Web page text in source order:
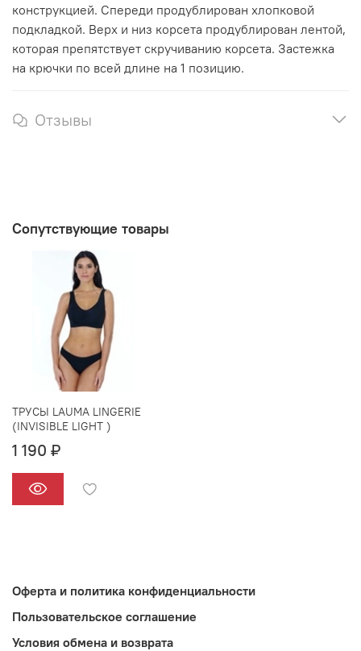
конструкцией. Спереди продублирован хлопковой
подкладкой. Верх и низ корсета продублирован лентой,
которая препятствует скручиванию корсета. Застежка
на крючки по всей длине на 1 позицию.
Отзывы
Сопутствующие товары
ТРУСЫ LAUMA LINGERIE
(INVISIBLE LIGHT )
1 190 ₽
Оферта и политика конфиденциальности
Пользовательское соглашение
Условия обмена и возврата